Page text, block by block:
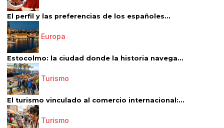
El perfil y las preferencias de los españoles...
Europa
Estocolmo: la ciudad donde la historia navega...
Turismo
El turismo vinculado al comercio internacional:...
Turismo